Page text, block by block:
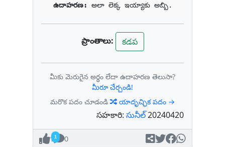
ఉదాహరణ: అలా లెక్క ఇయ్యాకు అబ్బి.
ప్రాంతాలు: కడప
మీకు మెరుగైన అర్థం లేదా ఉదాహరణ తెలుసా?
మీరూ చేర్చండి!
మరొక పదం చూడండి
యాదృచ్ఛిక పదం →
సహకారి: సునీల్20240420
1 0